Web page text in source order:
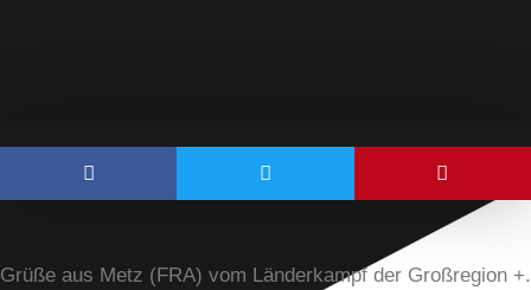
Grüße aus Metz (FRA) vom Länderkampf der Großregion +.